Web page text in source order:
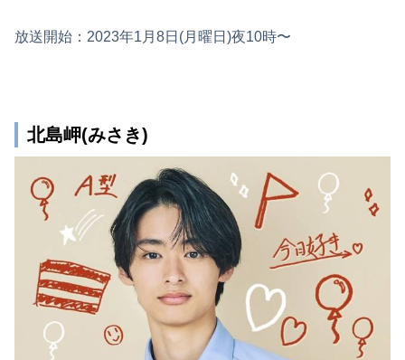
放送開始：2023年1月8日(月曜日)夜10時〜
北島岬(みさき)